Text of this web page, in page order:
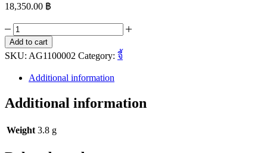
18,350.00 ฿
Asiagold
จี้
ทองคำ
96.5
หนัก
สลึง
Add to cart
SKU: AG1100002 Category: จี้
Additional information
Additional information
Weight 3.8 g